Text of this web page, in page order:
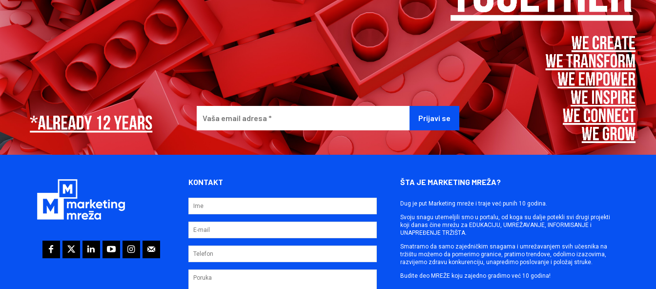
KONTAKT ŠTA JE MARKETING MREŽA?
Dug je put Marketing mreže i traje već punih 10 godina.
Svoju snagu utemeljili smo u portalu, od koga su dalje potekli svi drugi projekti
koji danas čine mrežu za EDUKACIJU, UMREŽAVANJE, INFORMISANJE i
UNAPREĐENJE TRŽIŠTA.
Smatramo da samo zajedničkim snagama i umrežavanjem svih učesnika na
tržištu možemo da pomerimo granice, pratimo trendove, odolimo izazovima,
razvijemo zdravu konkurenciju, unapredimo poslovanje i položaj struke.
Budite deo MREŽE koju zajedno gradimo već 10 godina!